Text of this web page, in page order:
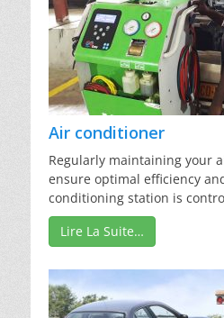
Air conditioner
Regularly maintaining your
ensure optimal efficiency
conditioning station is
Lire La Suite…